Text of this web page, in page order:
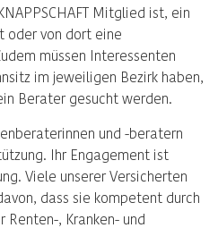
Mitglied ist, ein
oder von dort eine
müssen Interessenten
im jeweiligen Bezirk haben,
Berater gesucht werden.
und -beratern
Ihr Engagement ist
Viele unserer Versicherten
dass sie kompetent durch
Renten-, Kranken- und